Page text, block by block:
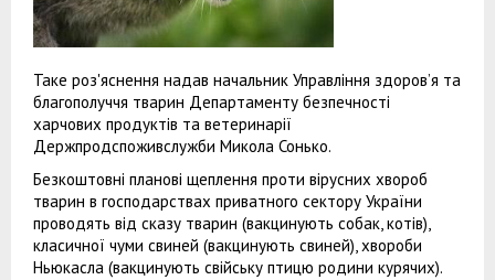
Таке роз'яснення надав начальник Управління здоров’я та
благополуччя тварин Департаменту безпечності
харчових продуктів та ветеринарії
Держпродспоживслужби Микола Сонько.
Безкоштовні планові щеплення проти вірусних хвороб
тварин в господарствах приватного сектору України
проводять від сказу тварин (вакцинують собак, котів),
класичної чуми свиней (вакцинують свиней), хвороби
Ньюкасла (вакцинують свійську птицю родини курячих).